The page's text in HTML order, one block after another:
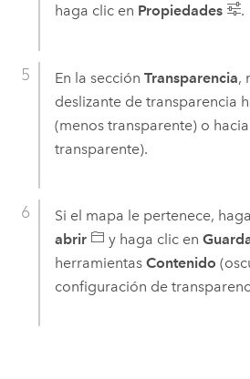
haga clic en Propiedades .
En la sección Transparencia,
deslizante de transparencia
(menos transparente) o
transparente).
Si el mapa le pertenece,
abrir
y haga clic en
herramientas Contenido
configuración de